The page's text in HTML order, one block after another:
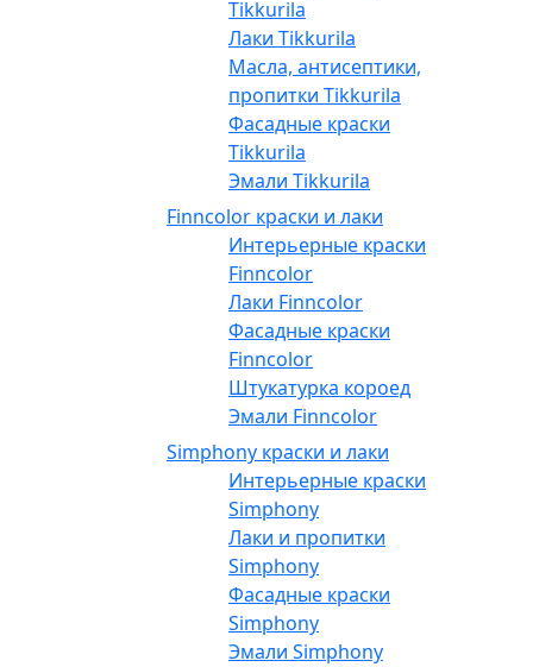
Tikkurila
Лаки Tikkurila
Масла, антисептики,
пропитки Tikkurila
Фасадные краски
Tikkurila
Эмали Tikkurila
Finncolor краски и лаки
Интерьерные краски
Finncolor
Лаки Finncolor
Фасадные краски
Finncolor
Штукатурка короед
Эмали Finncolor
Simphony краски и лаки
Интерьерные краски
Simphony
Лаки и пропитки
Simphony
Фасадные краски
Simphony
Эмали Simphony